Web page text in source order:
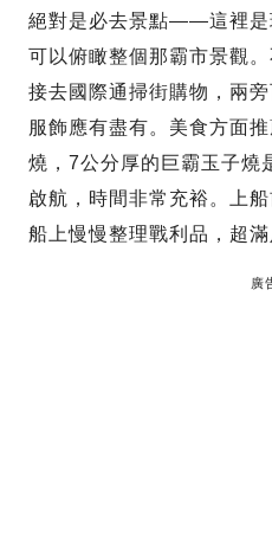
絕對是必去景點——這裡是
可以俯瞰整個那霸市景觀
接去國際通掃街購物，兩
服飾應有盡有。美食方面
燒，7公分厚的巨霸玉子燒
啟航，時間非常充裕。上
船上慢慢整理戰利品，超滿
廣